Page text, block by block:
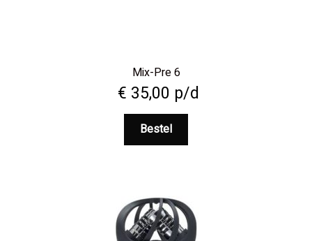
Mix-Pre 6
€ 35,00 p/d
Bestel